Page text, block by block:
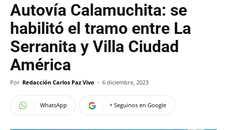
Autovía Calamuchita: se
habilitó el tramo entre La
Serranita y Villa Ciudad
América
Por Redacción Carlos Paz Vivo - 6 diciembre, 2023
WhatsApp + Seguinos en Google